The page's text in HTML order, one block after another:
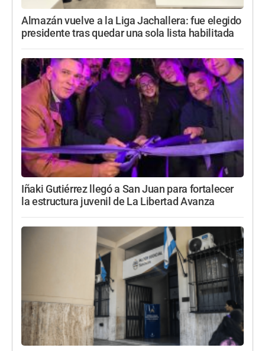
Almazán vuelve a la Liga Jachallera: fue elegido
presidente tras quedar una sola lista habilitada
Iñaki Gutiérrez llegó a San Juan para fortalecer
la estructura juvenil de La Libertad Avanza